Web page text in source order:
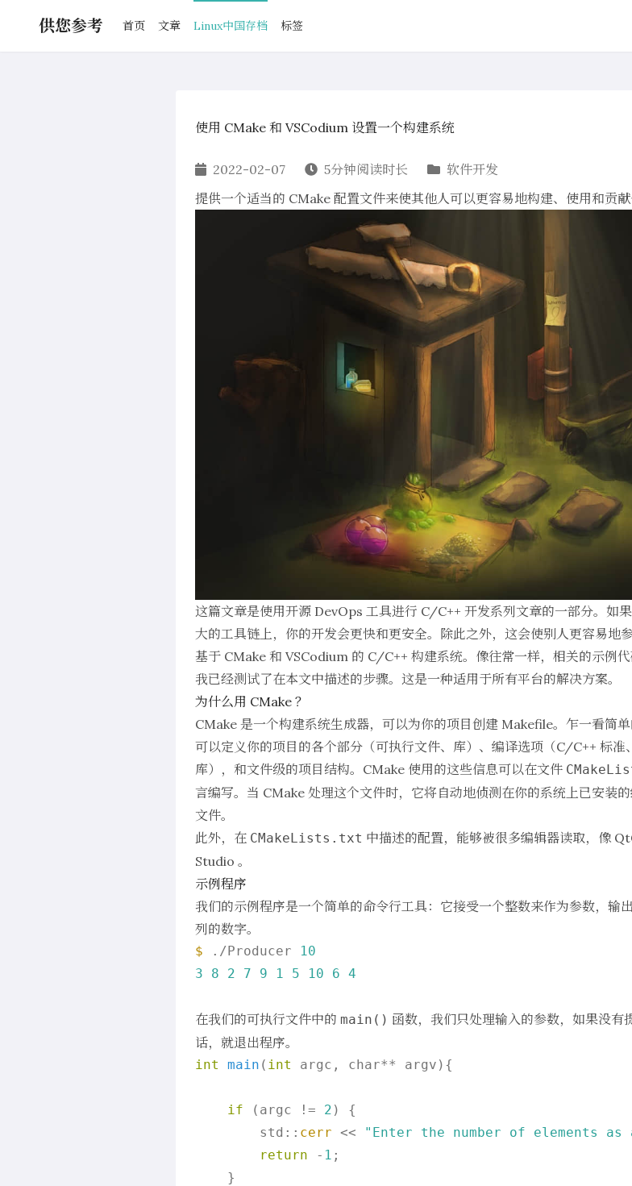
供您参考 首页 文章 Linux中国存档 标签
使用 CMake 和 VSCodium 设置一个构建系统
2022-02-07 5分钟阅读时长
软件开发
提供一个适当的 CMake 配置文件来使其他人可以更容易地构建、使用和贡献
这篇文章是使用开源 DevOps 工具进行 C/C++ 开发系列文章的一部分。如
大的工具链上，你的开发会更快和更安全。除此之外，这会使别人更容易地
基于 CMake 和 VSCodium 的 C/C++ 构建系统。像往常一样，相关的示例
我已经测试了在本文中描述的步骤。这是一种适用于所有平台的解决方案。
为什么用 CMake ？
CMake 是一个构建系统生成器，可以为你的项目创建 Makefile。乍一看简
可以定义你的项目的各个部分（可执行文件、库）、编译选项（C/C++ 标准
库），和文件级的项目结构。CMake 使用的这些信息可以在文件
言编写。当 CMake 处理这个文件时，它将自动地侦测在你的系统上已安装
文件。
此外，在 CMakeLists.txt 中描述的配置，能够被很多编辑器读取，像
Studio 。
示例程序
我们的示例程序是一个简单的命令行工具：它接受一个整数来作为参数，输
列的数字。
$ ./Producer
10
3
8 2 7 9 1 5 10 6 4
在我们的可执行文件中的 main() 函数，我们只处理输入的参数，如果没
话，就退出程序。
int main ( int argc, char** argv){
if (argc != 2 ) {
        std::
cerr << "Enter the number of elements as
return - 1 ;
    }